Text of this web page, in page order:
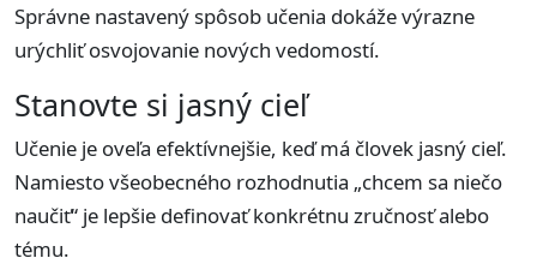
Správne nastavený spôsob učenia dokáže výrazne
urýchliť osvojovanie nových vedomostí.
Stanovte si jasný cieľ
Učenie je oveľa efektívnejšie, keď má človek jasný cieľ.
Namiesto všeobecného rozhodnutia „chcem sa niečo
naučiť“ je lepšie definovať konkrétnu zručnosť alebo
tému.